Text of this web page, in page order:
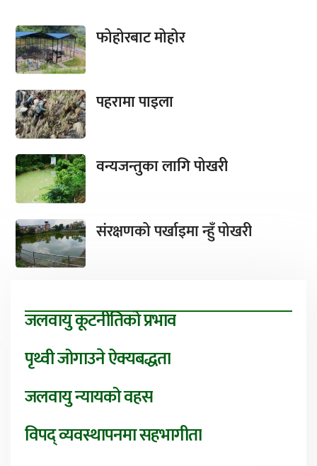
फोहोरबाट मोहोर
पहरामा पाइला
वन्यजन्तुका लागि पोखरी
संरक्षणको पर्खाइमा न्हुँ पोखरी
जलवायु कूटनीतिको प्रभाव
पृथ्वी जोगाउने ऐक्यबद्धता
जलवायु न्यायको वहस
विपद् व्यवस्थापनमा सहभागीता